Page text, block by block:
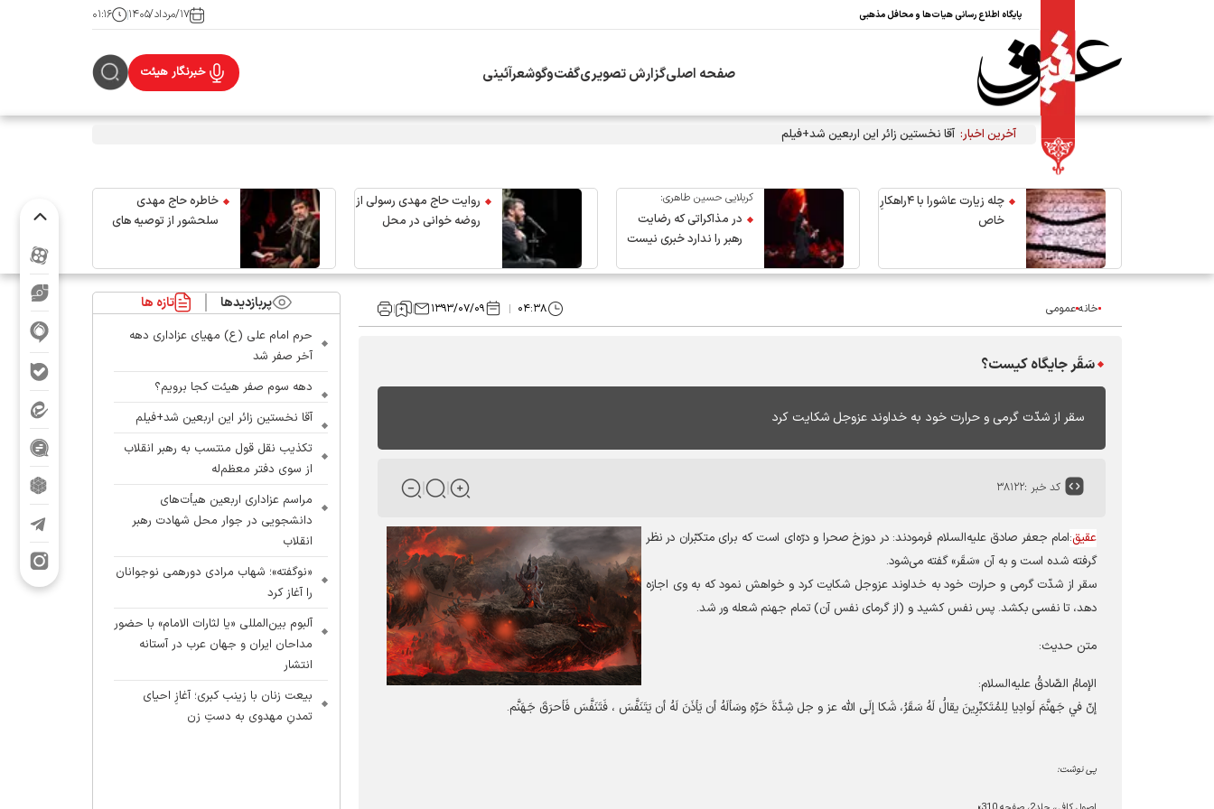
پایگاه اطلاع رسانی هیات‌ها و محافل مذهبی ۱۷/مرداد/۱۴۰۵ ۰۱:۱۶
صفحه اصلیگزارش تصویریگفت‌وگوشعرآئینی خبرنگار هیئت
آخرین اخبار: آقا نخستین زائر این اربعین شد+فیلم
چله زیارت عاشورا با ۴راهکارِ
خاص
کربلایی حسین طاهری:
در مذاکراتی که رضایت
رهبر را ندارد خبری نیست
روایت حاج مهدی رسولی از
روضه خوانی در محل
خاطره حاج مهدی
سلحشور از توصیه های
خانهعمومی ۰۴:۳۸ ۱۳۹۳/۰۷/۰۹
سَقَر جایگاه کیست؟
سقر از شدّت گرمی و حرارت خود به خداوند عزوجل شكايت كرد
کد خبر :۳۸۱۲۲
عقیق:امام جعفر صادق عليه‌‏السلام فرمودند: در دوزخ صحرا و درّه‏‌اى است که براى متكبّران در نظر
گرفته شده است و به آن «سَقَر» گفته می‌شود.
سقر از شدّت گرمی و حرارت خود به خداوند عزوجل شكايت كرد و خواهش نمود كه به وى اجازه
دهد، تا نفسى بكشد. پس نفس كشيد و (از گرماى نفس آن) تمام جهنم شعله ور شد.
متن حدیث:
الإمامُ الصّادقُ عليه‏‌السلام:
إنّ في جَهنَّمَ لَوادِيا لِلمُتَكبِّرِينَ يقالُ لَهُ سَقَرُ، شَكا إلَى اللّه عز و جل شِدَّةَ حَرِّهِ وسَألَهُ أن يَأذَنَ لَهُ أن يَتَنَفَّسَ ، فَتَنَفَّسَ فَأحرَقَ جَهَنَّم.
پی نوشت:
پربازدیدها تازه ها
حرم امام علی (ع) مهیای عزاداری دهه
آخر صفر شد
دهه سوم صفر هیئت کجا برویم؟
آقا نخستین زائر این اربعین شد+فیلم
تکذیب نقل قول منتسب به رهبر انقلاب
از سوی دفتر معظم‌له
مراسم عزاداری اربعین هیأت‌های
دانشجویی در جوار محل شهادت رهبر
انقلاب
«نوگفته»؛ شهاب مرادی دورهمی نوجوانان
را آغاز کرد
آلبوم بین‌المللی «یا لثارات الامام» با حضور
مداحان ایران و جهان عرب در آستانه
انتشار
بیعت زنان با زینب کبری؛ آغازِ احیای
تمدنِ مهدوی به دستِ زن